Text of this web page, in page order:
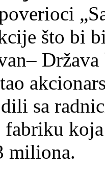
što bi
sa
miliona.